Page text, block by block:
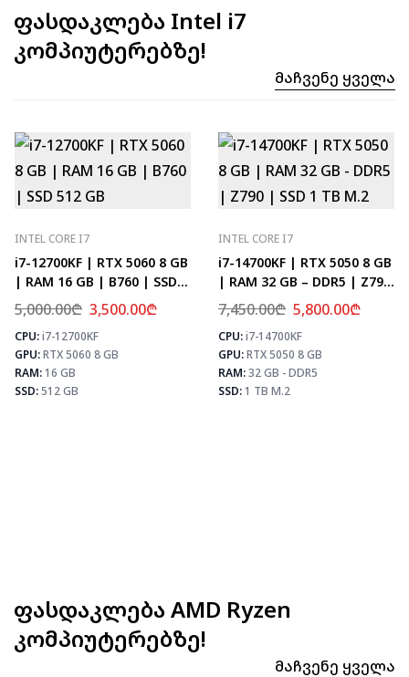
ფასდაკლება Intel i7
კომპიუტერებზე!
Მაჩვენე Ყველა
INTEL CORE I7
i7-12700KF | RTX 5060 8 GB
| RAM 16 GB | B760 | SSD
512 GB
5,000.00₾ 3,500.00₾
CPU:i7-12700KF
GPU:RTX 5060 8 GB
RAM:16 GB
SSD:512 GB
⚡ MAX FPS
CS2
331
PUBG
193
Fortnite
228
INTEL CORE I7
i7-14700KF | RTX 5050 8 GB
| RAM 32 GB – DDR5 | Z790
| SSD 1 TB M.2
7,450.00₾ 5,800.00₾
CPU:i7-14700KF
GPU:RTX 5050 8 GB
RAM:32 GB - DDR5
SSD:1 TB M.2
ფასდაკლება AMD Ryzen
კომპიუტერებზე!
Მაჩვენე Ყველა